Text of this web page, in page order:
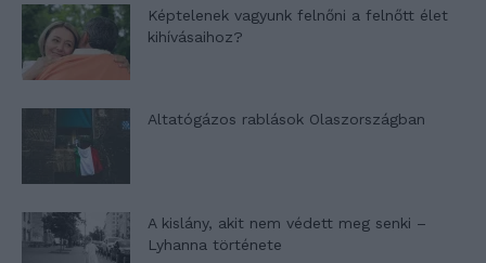
Képtelenek vagyunk felnőni a felnőtt élet
kihívásaihoz?
Altatógázos rablások Olaszországban
A kislány, akit nem védett meg senki –
Lyhanna története